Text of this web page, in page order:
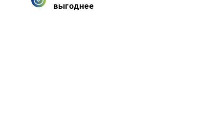
выгоднее